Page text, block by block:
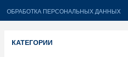
ОБРАБОТКА ПЕРСОНАЛЬНЫХ ДАННЫХ
КАТЕГОРИИ